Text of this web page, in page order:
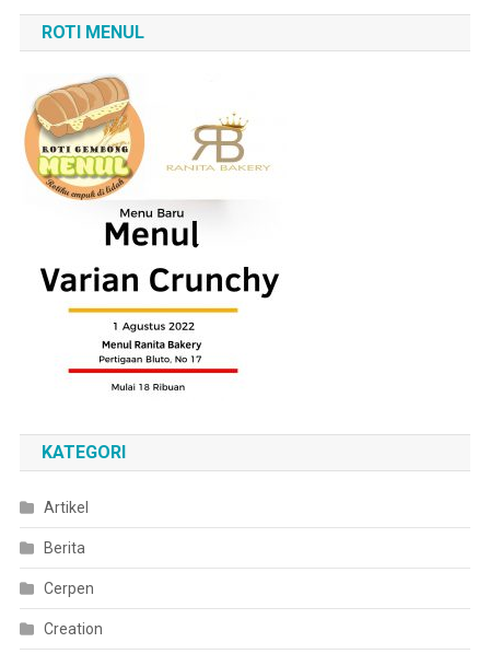
ROTI MENUL
KATEGORI
Artikel
Berita
Cerpen
Creation